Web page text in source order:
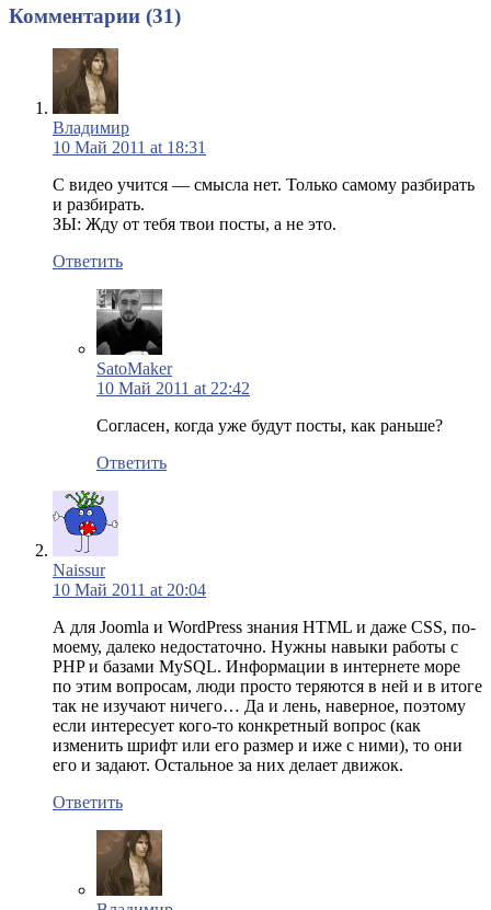
Комментарии (31)
Владимир
10 Май 2011 at 18:31
С видео учится — смысла нет. Только самому разбирать
и разбирать.
ЗЫ: Жду от тебя твои посты, а не это.
Ответить
SatoMaker
10 Май 2011 at 22:42
Согласен, когда уже будут посты, как раньше?
Ответить
Naissur
10 Май 2011 at 20:04
А для Joomla и WordPress знания HTML и даже CSS, по-
моему, далеко недостаточно. Нужны навыки работы с
PHP и базами MySQL. Информации в интернете море
по этим вопросам, люди просто теряются в ней и в итоге
так не изучают ничего… Да и лень, наверное, поэтому
если интересует кого-то конкретный вопрос (как
изменить шрифт или его размер и иже с ними), то они
его и задают. Остальное за них делает движок.
Ответить